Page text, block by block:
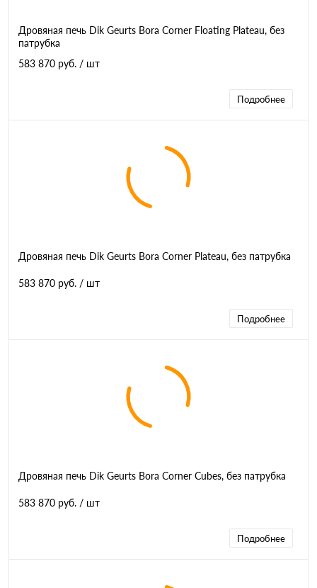
Дровяная печь Dik Geurts Bora Corner Floating Plateau, без
патрубка
583 870 руб. / шт
Подробнее
Дровяная печь Dik Geurts Bora Corner Plateau, без патрубка
583 870 руб. / шт
Подробнее
Дровяная печь Dik Geurts Bora Corner Cubes, без патрубка
583 870 руб. / шт
Подробнее